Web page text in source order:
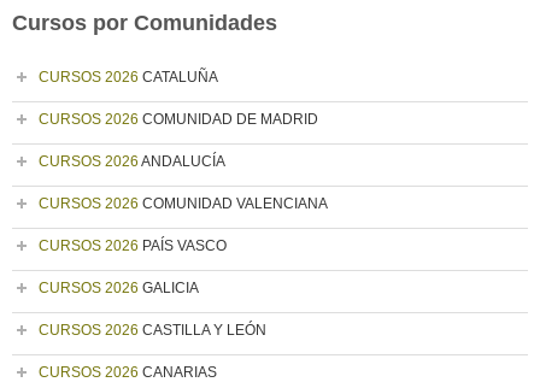
Cursos por Comunidades
CURSOS 2026 CATALUÑA
CURSOS 2026 COMUNIDAD DE MADRID
CURSOS 2026 ANDALUCÍA
CURSOS 2026 COMUNIDAD VALENCIANA
CURSOS 2026 PAÍS VASCO
CURSOS 2026 GALICIA
CURSOS 2026 CASTILLA Y LEÓN
CURSOS 2026 CANARIAS